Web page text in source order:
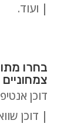
| ועוד.
צמחוניים
דוכן
| דוכן